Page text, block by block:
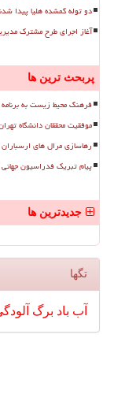
دو توله گمشده هلیا پیدا
آغاز اجرای طرح مشترک
پربحث ترین ها
فرهنگ محیط زیست به
موفقیت محققان دانشگاه
رهاسازی مرال های
پیام تبریک فدراسیون
جدیدترین ها
تگها
آب باد برگ